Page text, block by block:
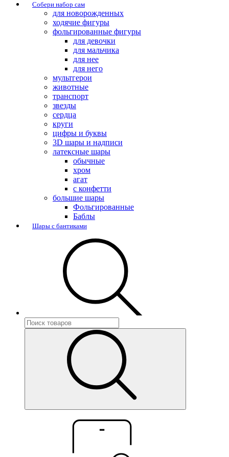
Собери набор сам
для новорожденных
ходячие фигуры
фольгированные фигуры
для девочки
для мальчика
для нее
для него
мультгерои
животные
транспорт
звезды
сердца
круги
цифры и буквы
3D шары и надписи
латексные шары
обычные
хром
агат
с конфетти
большие шары
Фольгированные
Баблы
Шары с бантиками